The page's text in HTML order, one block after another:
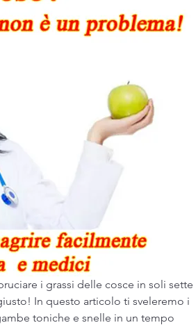
i grassi delle cosce in soli sette
In questo articolo ti sveleremo i
toniche e snelle in un tempo